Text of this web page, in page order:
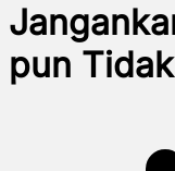
pun Tidak